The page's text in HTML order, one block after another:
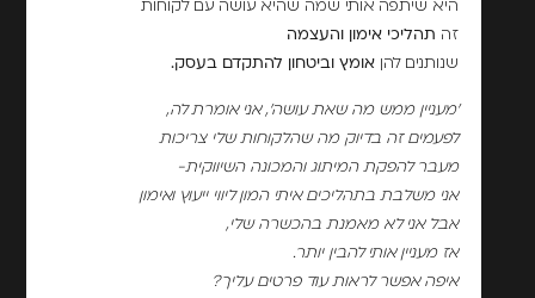
היא שיתפה אותי שמה שהיא עושה עם לקוחות
זה תהליכי אימון והעצמה
שנותנים להן אומץ וביטחון להתקדם בעסק.
'מעניין ממש מה שאת עושה', אני אומרת לה,
לפעמים זה בדיוק מה שהלקוחות שלי צריכות
מעבר להפקת המיתוג והמכונה השיווקית-
אני משלבת בתהליכים איתי המון ליווי ייעוץ ואימון
אבל אני לא מאמנת בהכשרה שלי,
אז מעניין אותי להבין יותר.
איפה אפשר לראות עוד פרטים עליך?